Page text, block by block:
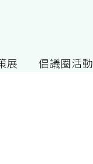
展 倡議圈活動